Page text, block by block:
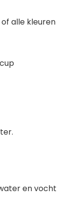
of alle kleuren
en vocht